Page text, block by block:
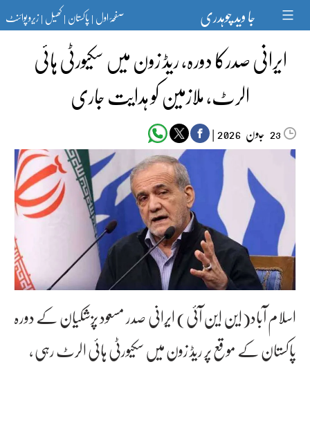
content جا وید چوہدری صفحۂ اول|پاکستان|کھیل|زیرو پوائنٹ
ایرانی صدرکا دورہ، ریڈ زون میں سکیورٹی ہائی
الرٹ، ملازمین کو ہدایت جاری
23 جون‬‮ |
اسلام آباد(این این آئی) ایرانی صدر مسعود پزشکیان کے دورہ
پاکستان کے موقع پر ریڈ زون میں سکیورٹی ہائی الرٹ رہی ،